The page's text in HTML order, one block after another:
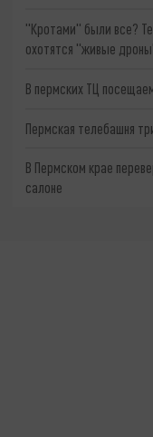
"Кротами" были все?
охотятся "живые
В пермских ТЦ
Пермская телебашня
В Пермском крае
салоне